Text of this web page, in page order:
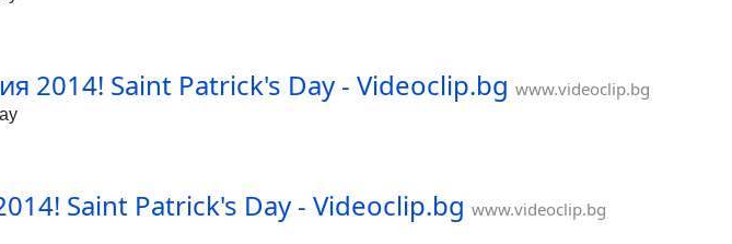
2014! Saint Patrick's Day - Videoclip.bg www.videoclip.bg
Saint Patrick's Day - Videoclip.bg www.videoclip.bg